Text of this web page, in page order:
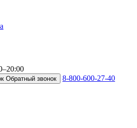
Обратный звонок 8-800-600-27-40